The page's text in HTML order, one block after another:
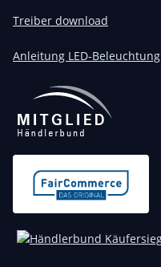
Treiber download
Anleitung LED-Beleuchtung